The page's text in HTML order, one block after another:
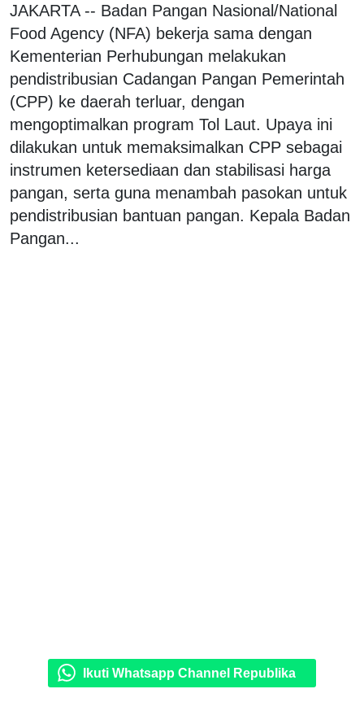
JAKARTA -- Badan Pangan Nasional/National
Food Agency (NFA) bekerja sama dengan
Kementerian Perhubungan melakukan
pendistribusian Cadangan Pangan Pemerintah
(CPP) ke daerah terluar, dengan
mengoptimalkan program Tol Laut. Upaya ini
dilakukan untuk memaksimalkan CPP sebagai
instrumen ketersediaan dan stabilisasi harga
pangan, serta guna menambah pasokan untuk
pendistribusian bantuan pangan. Kepala Badan
Pangan...
Ikuti Whatsapp Channel Republika